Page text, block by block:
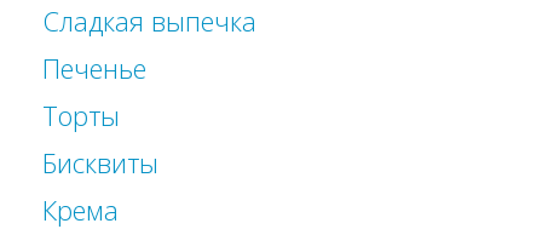
Сладкая выпечка
Печенье
Торты
Бисквиты
Крема